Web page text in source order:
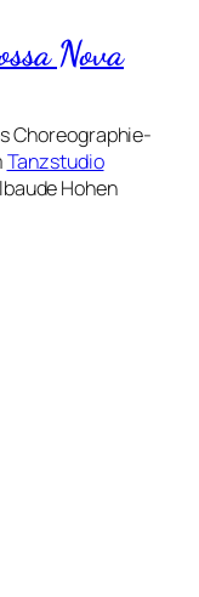
Nova
Choreographie-
Tanzstudio
Hohen